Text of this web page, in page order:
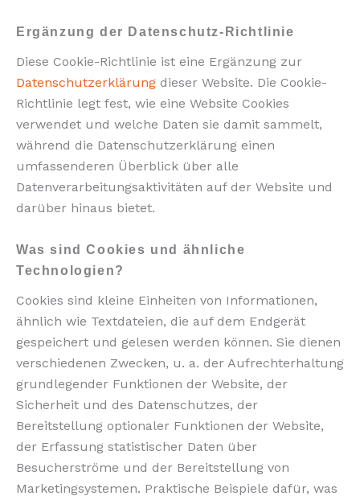
Ergänzung der Datenschutz-Richtlinie
Diese Cookie-Richtlinie ist eine Ergänzung zur
Datenschutzerklärung dieser Website. Die Cookie-
Richtlinie legt fest, wie eine Website Cookies
verwendet und welche Daten sie damit sammelt,
während die Datenschutzerklärung einen
umfassenderen Überblick über alle
Datenverarbeitungsaktivitäten auf der Website und
darüber hinaus bietet.
Was sind Cookies und ähnliche
Technologien?
Cookies sind kleine Einheiten von Informationen,
ähnlich wie Textdateien, die auf dem Endgerät
gespeichert und gelesen werden können. Sie dienen
verschiedenen Zwecken, u. a. der Aufrechterhaltung
grundlegender Funktionen der Website, der
Sicherheit und des Datenschutzes, der
Bereitstellung optionaler Funktionen der Website,
der Erfassung statistischer Daten über
Besucherströme und der Bereitstellung von
Marketingsystemen. Praktische Beispiele dafür, was